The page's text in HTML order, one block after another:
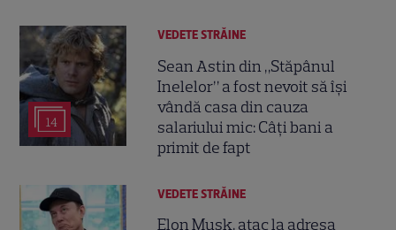
14
VEDETE STRĂINE
Sean Astin din „Stăpânul
Inelelor” a fost nevoit să își
vândă casa din cauza
salariului mic: Câți bani a
primit de fapt
VEDETE STRĂINE
Elon Musk, atac la adresa